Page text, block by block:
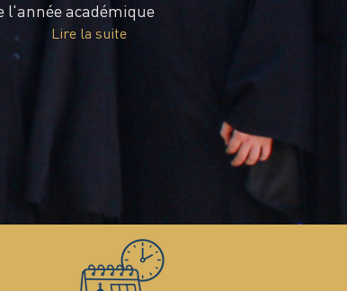
l'année académique
Lire la suite